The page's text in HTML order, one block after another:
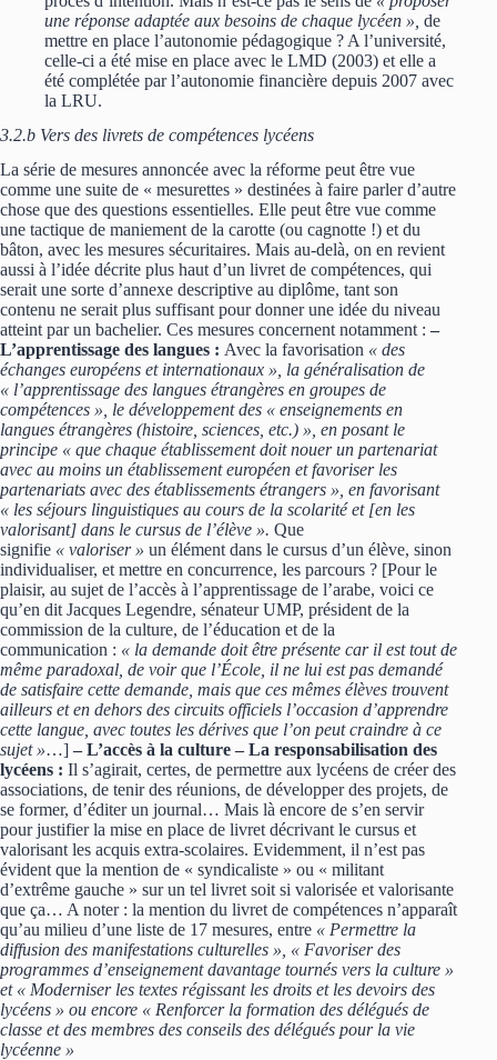
une réponse adaptée aux besoins de chaque lycéen », de
mettre en place l’autonomie pédagogique ? A l’université,
celle-ci a été mise en place avec le LMD (2003) et elle a
été complétée par l’autonomie financière depuis 2007 avec
la LRU.
3.2.b Vers des livrets de compétences lycéens
La série de mesures annoncée avec la réforme peut être vue
comme une suite de « mesurettes » destinées à faire parler d’autre
chose que des questions essentielles. Elle peut être vue comme
une tactique de maniement de la carotte (ou cagnotte !) et du
bâton, avec les mesures sécuritaires. Mais au-delà, on en revient
aussi à l’idée décrite plus haut d’un livret de compétences, qui
serait une sorte d’annexe descriptive au diplôme, tant son
contenu ne serait plus suffisant pour donner une idée du niveau
atteint par un bachelier. Ces mesures concernent notamment :–
L’apprentissage des langues : Avec la favorisation « des
échanges européens et internationaux », la généralisation de
« l’apprentissage des langues étrangères en groupes de
compétences », le développement des « enseignements en
langues étrangères (histoire, sciences, etc.) », en posant le
principe « que chaque établissement doit nouer un partenariat
avec au moins un établissement européen et favoriser les
partenariats avec des établissements étrangers », en favorisant
« les séjours linguistiques au cours de la scolarité et [en les
valorisant] dans le cursus de l’élève ». Que
signifie « valoriser » un élément dans le cursus d’un élève, sinon
individualiser, et mettre en concurrence, les parcours ? [Pour le
plaisir, au sujet de l’accès à l’apprentissage de l’arabe, voici ce
qu’en dit Jacques Legendre, sénateur UMP, président de la
commission de la culture, de l’éducation et de la
communication : « la demande doit être présente car il est tout de
même paradoxal, de voir que l’École, il ne lui est pas demandé
de satisfaire cette demande, mais que ces mêmes élèves trouvent
ailleurs et en dehors des circuits officiels l’occasion d’apprendre
cette langue, avec toutes les dérives que l’on peut craindre à ce
sujet »…]– L’accès à la culture – La responsabilisation des
lycéens : Il s’agirait, certes, de permettre aux lycéens de créer des
associations, de tenir des réunions, de développer des projets, de
se former, d’éditer un journal… Mais là encore de s’en servir
pour justifier la mise en place de livret décrivant le cursus et
valorisant les acquis extra-scolaires. Evidemment, il n’est pas
évident que la mention de « syndicaliste » ou « militant
d’extrême gauche » sur un tel livret soit si valorisée et valorisante
que ça… A noter : la mention du livret de compétences n’apparaît
qu’au milieu d’une liste de 17 mesures, entre « Permettre la
diffusion des manifestations culturelles », « Favoriser des
programmes d’enseignement davantage tournés vers la culture »
et « Moderniser les textes régissant les droits et les devoirs des
lycéens » ou encore « Renforcer la formation des délégués de
classe et des membres des conseils des délégués pour la vie
lycéenne »